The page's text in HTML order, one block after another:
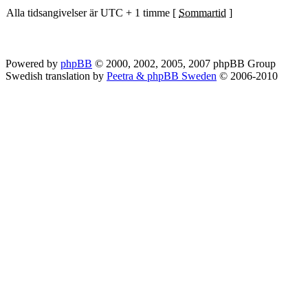
Alla tidsangivelser är UTC + 1 timme [ Sommartid ]
Powered by phpBB © 2000, 2002, 2005, 2007 phpBB Group
Swedish translation by Peetra & phpBB Sweden © 2006-2010